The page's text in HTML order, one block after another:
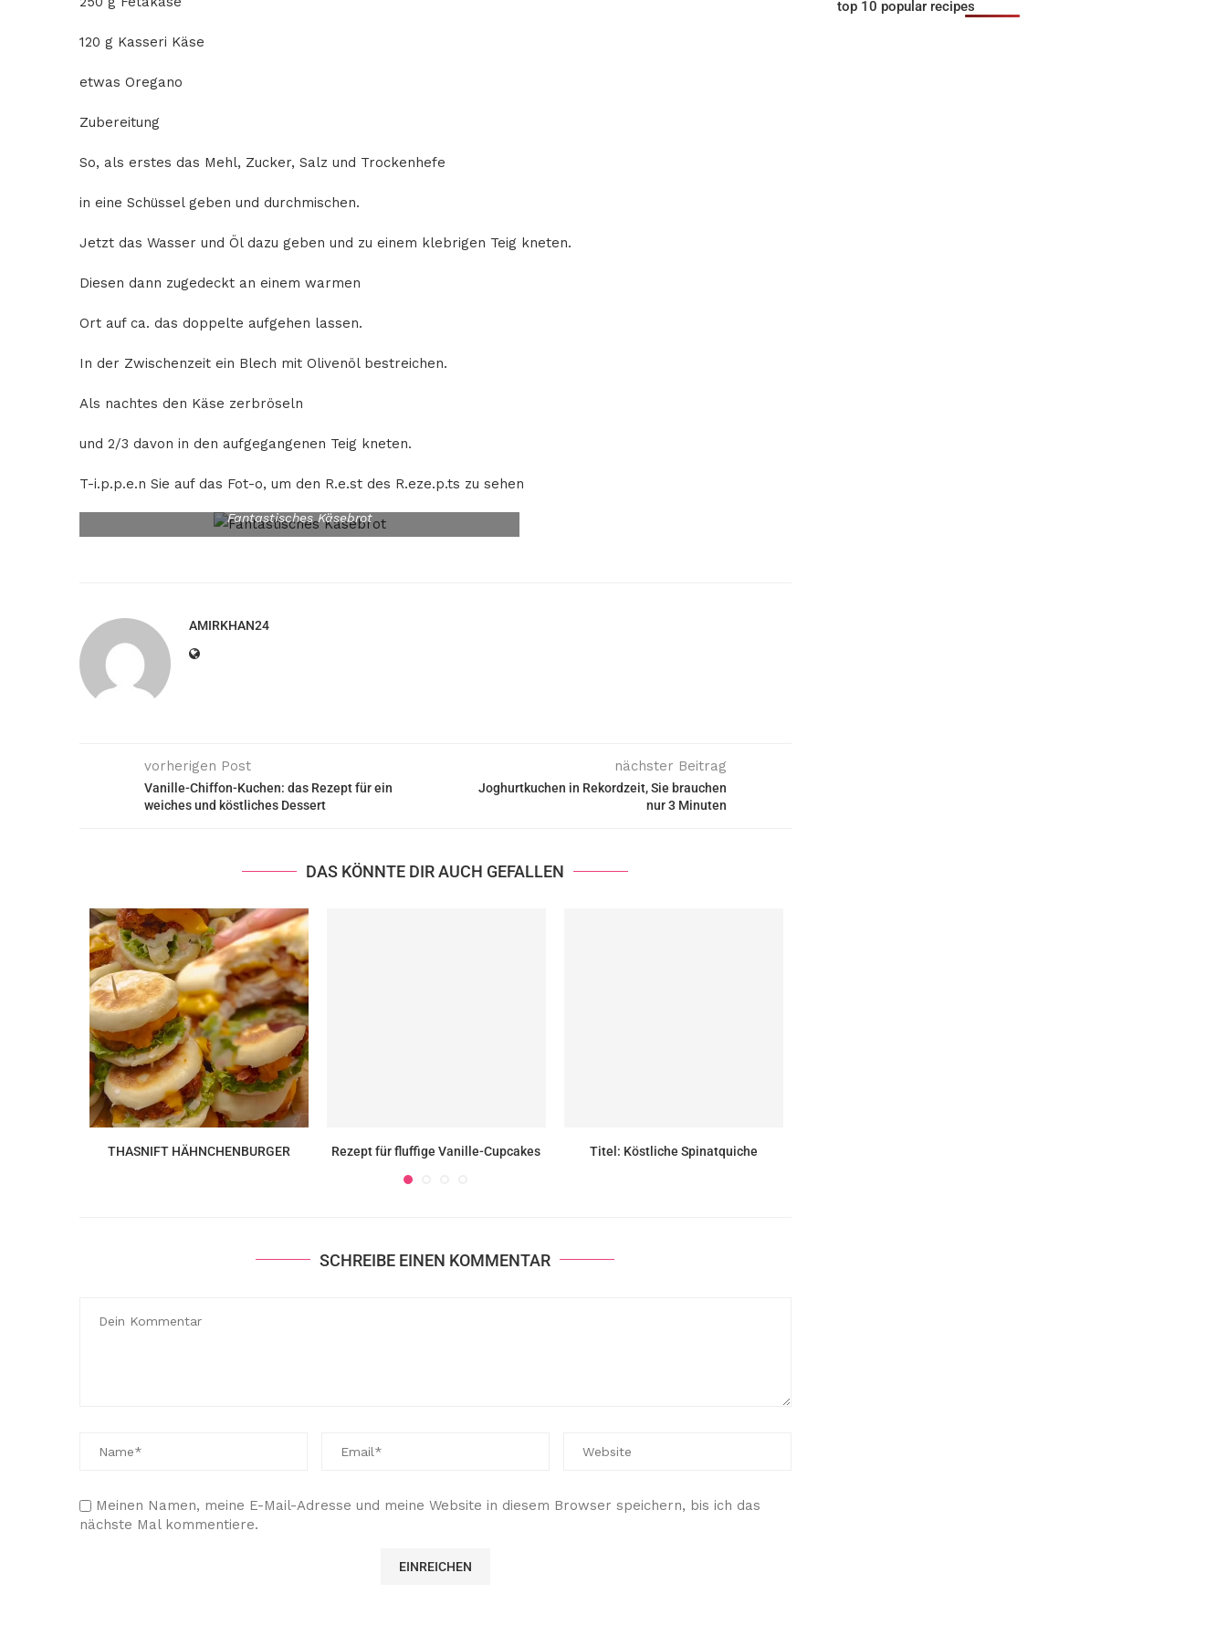
120 g Kasseri Käse
etwas Oregano
Zubereitung
So, als erstes das Mehl, Zucker, Salz und Trockenhefe
in eine Schüssel geben und durchmischen.
Jetzt das Wasser und Öl dazu geben und zu einem klebrigen Teig kneten.
Diesen dann zugedeckt an einem warmen
Ort auf ca. das doppelte aufgehen lassen.
In der Zwischenzeit ein Blech mit Olivenöl bestreichen.
Als nachtes den Käse zerbröseln
und 2/3 davon in den aufgegangenen Teig kneten.
T-i.p.p.e.n Sie auf das Fot-o, um den R.e.st des R.eze.p.ts zu sehen
Fantastisches Käsebrot
AMIRKHAN24
vorherigen Post
Vanille-Chiffon-Kuchen: das Rezept für ein
weiches und köstliches Dessert
nächster Beitrag
Joghurtkuchen in Rekordzeit, Sie brauchen
nur 3 Minuten
DAS KÖNNTE DIR AUCH GEFALLEN
THASNIFT HÄHNCHENBURGER Rezept für fluffige Vanille-Cupcakes Titel: Köstliche Spinatquiche
SCHREIBE EINEN KOMMENTAR
Meinen Namen, meine E-Mail-Adresse und meine Website in diesem Browser speichern, bis ich das
nächste Mal kommentiere.
top 10 popular recipes